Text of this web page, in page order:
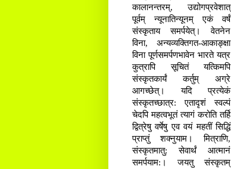
कालानन्तरम्, उद्योगप्रवेशात्
पूर्वम् न्यूनातिन्यूनम् एकं वर्षं
संस्कृताय समर्पयेत्। वेतनेन
विना, अन्यव्यक्तिगत-आकाङ्क्षा
विना पूर्णसमर्पणभावेन भारते यत्र
कुत्रापि सूचितं यत्किमपि
संस्कृतकार्यं कर्तुम् अग्रे
आगच्छेत्। यदि प्रत्येकं
संस्कृतच्छात्र: एतादृशं स्वल्पं
चेदपि महत्वभूतं त्यागं करोति तर्हि
द्वित्रेषु वर्षेषु एव वयं महतीं सिद्धिं
प्राप्तुं शक्नुयाम। मित्राणि,
संस्कृतमातु: सेवार्थं आत्मानं
समर्पयाम:। जयतु संस्कृतम्